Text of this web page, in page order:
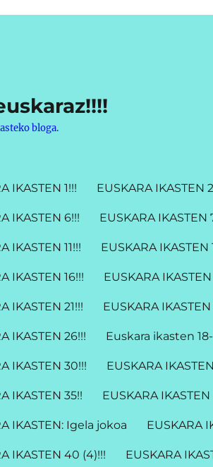
bloga.
IKASTEN 1!!! EUSKARA IKASTEN
IKASTEN 6!!! EUSKARA IKASTEN
IKASTEN 11!!! EUSKARA IKASTEN
IKASTEN 16!!! EUSKARA IKASTEN
IKASTEN 21!!! EUSKARA IKASTEN
IKASTEN 26!!! Euskara ikasten
IKASTEN 30!!! EUSKARA
IKASTEN 35!! EUSKARA IKASTEN
IKASTEN: Igela jokoa EUSKARA
IKASTEN 40 (4)!!! EUSKARA